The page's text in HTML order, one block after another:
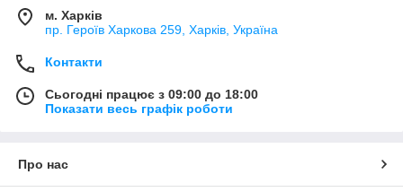
м. Харків
пр. Героїв Харкова 259, Харків, Україна
Контакти
Сьогодні працює з 09:00 до 18:00
Показати весь графік роботи
Про нас